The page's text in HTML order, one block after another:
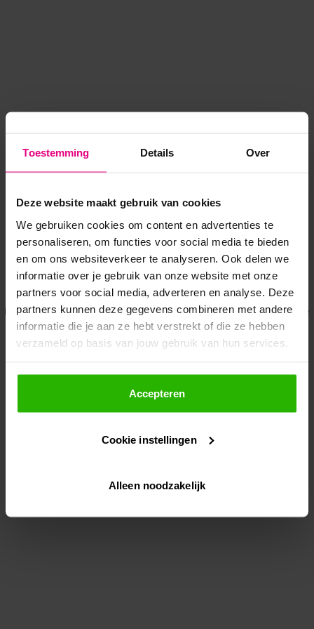
Toestemming Details Over
Deze website maakt gebruik van cookies
We gebruiken cookies om content en advertenties te
personaliseren, om functies voor social media te bieden
en om ons websiteverkeer te analyseren. Ook delen we
informatie over je gebruik van onze website met onze
partners voor social media, adverteren en analyse. Deze
partners kunnen deze gegevens combineren met andere
informatie die je aan ze hebt verstrekt of die ze hebben
verzameld op basis van jouw gebruik van hun services.
Als je op "Accepteer" klikt, dan geef je Voordeeluitjes.nl
toestemming om cookies voor social media en
gepersonaliseerde advertenties te plaatsen.
Lees hier meer over in onsprivacybeleid
Via "Cookie instellingen" kun je ook zelf instellen welke
Accepteren
Cookie instellingen
Alleen noodzakelijk
Application error: a client-side exception has occurred while
loadingwww.voordeeluitjes.nl (see the browser console for more
information).